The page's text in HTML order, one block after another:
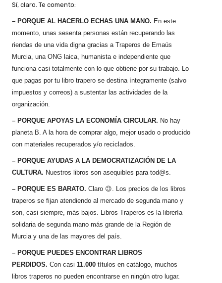
Sí, claro. Te comento:
– PORQUE AL HACERLO ECHAS UNA MANO. En este
momento, unas sesenta personas están recuperando las
riendas de una vida digna gracias a Traperos de Emaús
Murcia , una ONG laica, humanista e independiente que
funciona casi totalmente con lo que obtiene por su trabajo. Lo
que pagas por tu libro trapero se destina íntegramente (salvo
impuestos y correos) a sustentar las actividades de la
organización.
– PORQUE APOYAS LA ECONOMÍA CIRCULAR. No hay
planeta B. A la hora de comprar algo, mejor usado o producido
con materiales recuperados y/o reciclados.
– PORQUE AYUDAS A LA DEMOCRATIZACIÓN DE LA
CULTURA. Nuestros libros son asequibles para tod@s.
– PORQUE ES BARATO. Claro 😉 . Los precios de los libros
traperos se fijan atendiendo al mercado de segunda mano y
son, casi siempre, más bajos. Libros Traperos es la librería
solidaria de segunda mano más grande de la Región de
Murcia y una de las mayores del país.
– PORQUE PUEDES ENCONTRAR LIBROS
PERDIDOS. Con casi 11.000 títulos en catálogo, muchos
libros traperos no pueden encontrarse en ningún otro lugar.